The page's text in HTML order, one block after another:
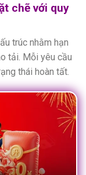
chẽ với quy
trúc nhằm hạn
tải. Mỗi yêu cầu
thái hoàn tất.